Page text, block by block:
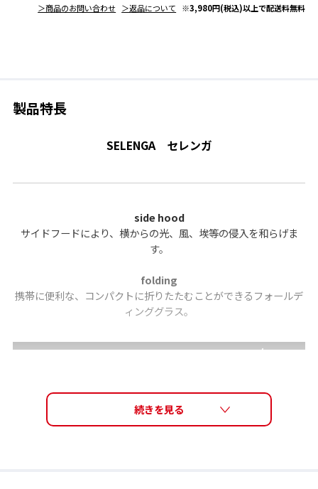
＞商品のお問い合わせ ＞返品について ※3,980円(税込)以上で配送料無料
製品特長
SELENGA セレンガ
side hood
サイドフードにより、横からの光、風、埃等の侵入を和らげま
す。
folding
携帯に便利な、コンパクトに折りたたむことができるフォールデ
ィンググラス。